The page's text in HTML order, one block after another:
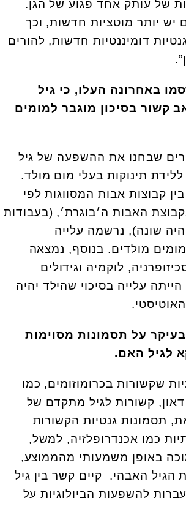
של עותק אחד פגוע של הגן.
יש יותר מוטציות חדשות, וכך
דומיננטיות חדשות, להורים
באחרונה העלו, כי גיל
קשור בסיכון מוגבר למומים
שבחנו את ההשפעה של גיל
תינוקות בעלי מום מולד.
קבוצות אבות המסווגות לפי
האבות ה׳בוגרת׳, (בעבודות
שונה), נרשמה עלייה
מולדים. בנוסף, נמצאה
לוקמיה וגידולים
הייתה עלייה בסיכוי שהילד יהיה
על תסמונות מסוימות
לגיל האם.
שקשורות בכרומוזומים, כמו
קשורות לגיל מתקדם של
תסמונות גנטיות הקשורות
כמו אכנדרופלזיה, למשל,
באופן משמעותי מהממוצע,
האבהי. קיים קשר בין גיל
להשפעות הביולוגיות על